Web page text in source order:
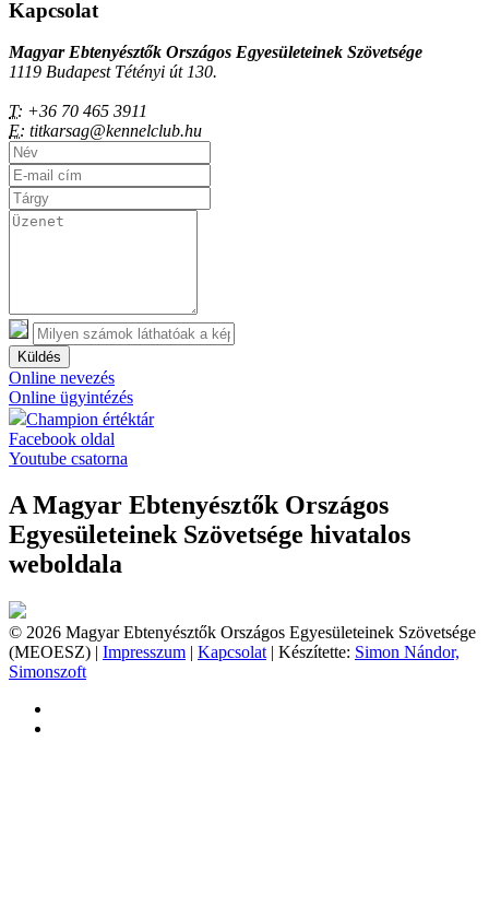
Kapcsolat
Magyar Ebtenyésztők Országos Egyesületeinek Szövetsége
1119 Budapest Tétényi út 130.
T: +36 70 465 3911
E: titkarsag@kennelclub.hu
Küldés
Online nevezés
Online ügyintézés
Champion értéktár
Facebook oldal
Youtube csatorna
A Magyar Ebtenyésztők Országos
Egyesületeinek Szövetsége hivatalos
weboldala
© 2026 Magyar Ebtenyésztők Országos Egyesületeinek Szövetsége
(MEOESZ) | Impresszum | Kapcsolat | Készítette: Simon Nándor,
Simonszoft